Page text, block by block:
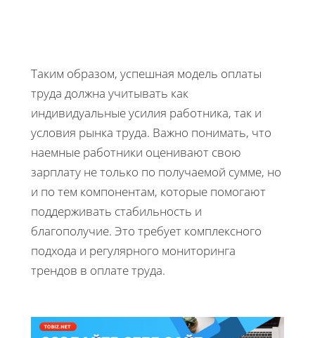
Таким образом, успешная модель оплаты
труда должна учитывать как
индивидуальные усилия работника, так и
условия рынка труда. Важно понимать, что
наемные работники оценивают свою
зарплату не только по получаемой сумме, но
и по тем компонентам, которые помогают
поддерживать стабильность и
благополучие. Это требует комплексного
подхода и регулярного мониторинга
трендов в оплате труда.